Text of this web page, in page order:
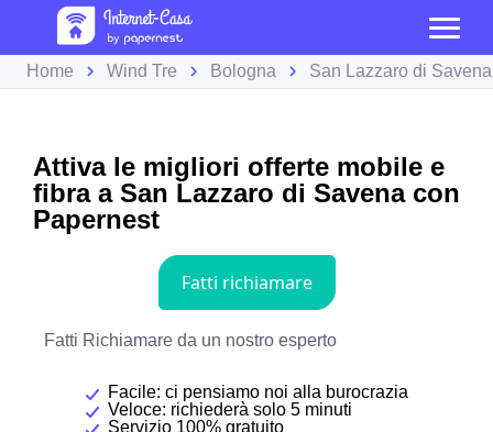
Home Wind Tre Bologna San Lazzaro di Savena